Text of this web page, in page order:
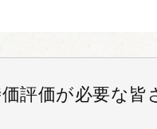
評価が必要な皆